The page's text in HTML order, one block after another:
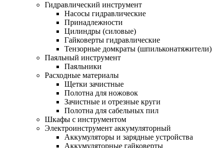
Гидравлический инструмент
Насосы гидравлические
Принадлежности
Цилиндры (силовые)
Гайковерты гидравлические
Тензорные домкраты (шпильконатяжители)
Паяльный инструмент
Паяльники
Расходные материалы
Щетки зачистные
Полотна для ножовок
Зачистные и отрезные круги
Полотна для сабельных пил
Шкафы с инструментом
Электроинструмент аккумуляторный
Аккумуляторы и зарядные устройства
Аккумуляторные гайковерты